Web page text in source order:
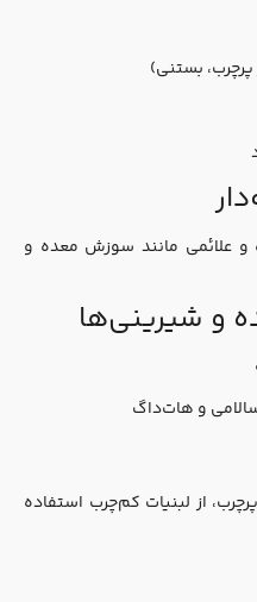
بستنی)
مانند سوزش معده و
و هات‌داگ
از لبنیات کم‌چرب استفاده